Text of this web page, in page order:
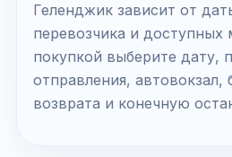
Геленджик зависит от
перевозчика и доступных
покупкой выберите дату,
отправления, автовокзал,
возврата и конечную